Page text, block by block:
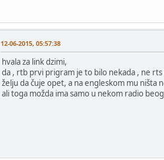
12-06-2015, 05:57:38
hvala za link dzimi,
da , rtb prvi prigram je to bilo nekada , ne
želju da čuje opet, a na engleskom mu ništa
ali toga možda ima samo u nekom radio